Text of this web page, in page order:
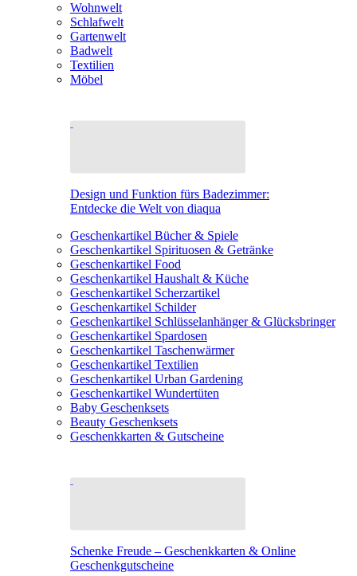
Wohnwelt
Schlafwelt
Gartenwelt
Badwelt
Textilien
Möbel
Design und Funktion fürs Badezimmer:
Entdecke die Welt von diaqua
Geschenkartikel Bücher & Spiele
Geschenkartikel Spirituosen & Getränke
Geschenkartikel Food
Geschenkartikel Haushalt & Küche
Geschenkartikel Scherzartikel
Geschenkartikel Schilder
Geschenkartikel Schlüsselanhänger & Glücksbringer
Geschenkartikel Spardosen
Geschenkartikel Taschenwärmer
Geschenkartikel Textilien
Geschenkartikel Urban Gardening
Geschenkartikel Wundertüten
Baby Geschenksets
Beauty Geschenksets
Geschenkkarten & Gutscheine
Schenke Freude – Geschenkkarten & Online
Geschenkgutscheine